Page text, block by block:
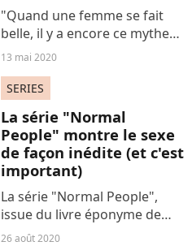
"Quand une femme se fait
belle, il y a encore ce mythe
selon lequel son objectif
pénétrer". L'espace d'une
vidéo fracassante, Swann
Périssé épingle le sexisme...
13 mai 2020
SERIES
La série "Normal
People" montre le sexe
de façon inédite (et c'est
important)
La série "Normal People",
issue du livre éponyme de
Sally Rooney, fait l'unanimité.
26 août 2020